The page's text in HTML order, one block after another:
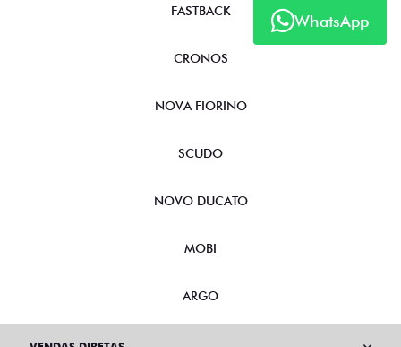
WhatsApp
FASTBACK
CRONOS
NOVA FIORINO
SCUDO
NOVO DUCATO
MOBI
ARGO